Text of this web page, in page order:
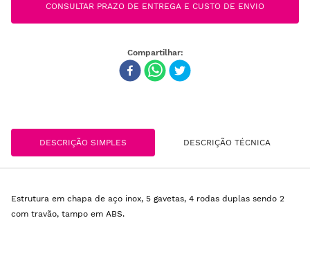
CONSULTAR PRAZO DE ENTREGA E CUSTO DE ENVIO
DESCRIÇÃO SIMPLES DESCRIÇÃO TÉCNICA
Estrutura em chapa de aço inox, 5 gavetas, 4 rodas duplas sendo 2
com travão, tampo em ABS.